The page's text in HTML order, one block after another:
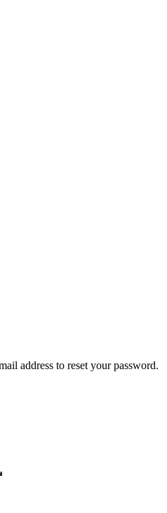
address to reset your password.